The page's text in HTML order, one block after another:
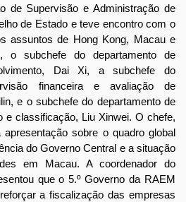
de Supervisão e Administração de
de Estado e teve encontro com o
assuntos de Hong Kong, Macau e
o subchefe do departamento de
Dai Xi, a subchefe do
financeira e avaliação de
e o subchefe do departamento de
e classificação, Liu Xinwei. O chefe,
sobre o quadro global
do Governo Central e a situação
em Macau. A coordenador do
que o 5.º Governo da RAEM
a fiscalização das empresas